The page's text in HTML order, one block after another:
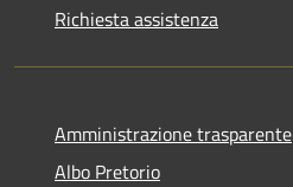
Richiesta assistenza
Amministrazione trasparente
Albo Pretorio